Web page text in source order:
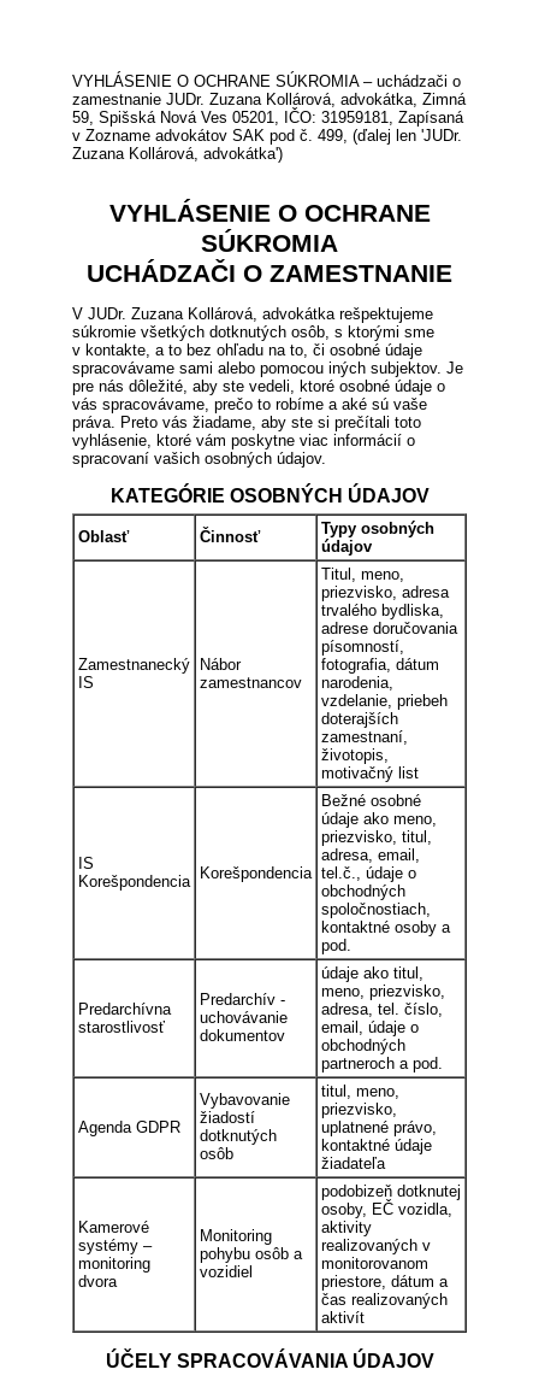
VYHLÁSENIE O OCHRANE SÚKROMIA – uchádzači o
zamestnanie JUDr. Zuzana Kollárová, advokátka, Zimná
59, Spišská Nová Ves 05201, IČO: 31959181, Zapísaná
v Zozname advokátov SAK pod č. 499, (ďalej len 'JUDr.
Zuzana Kollárová, advokátka')
VYHLÁSENIE O OCHRANE
SÚKROMIA
UCHÁDZAČI O ZAMESTNANIE
V JUDr. Zuzana Kollárová, advokátka rešpektujeme
súkromie všetkých dotknutých osôb, s ktorými sme
v kontakte, a to bez ohľadu na to, či osobné údaje
spracovávame sami alebo pomocou iných subjektov. Je
pre nás dôležité, aby ste vedeli, ktoré osobné údaje o
vás spracovávame, prečo to robíme a aké sú vaše
práva. Preto vás žiadame, aby ste si prečítali toto
vyhlásenie, ktoré vám poskytne viac informácií o
spracovaní vašich osobných údajov.
KATEGÓRIE OSOBNÝCH ÚDAJOV
Oblasť Činnosť
Typy osobných
údajov
Zamestnanecký
IS
Nábor
zamestnancov
Titul, meno,
priezvisko, adresa
trvalého bydliska,
adrese doručovania
písomností,
fotografia, dátum
narodenia,
vzdelanie, priebeh
doterajších
zamestnaní,
životopis,
motivačný list
IS
Korešpondencia
Korešpondencia
Bežné osobné
údaje ako meno,
priezvisko, titul,
adresa, email,
tel.č., údaje o
obchodných
spoločnostiach,
kontaktné osoby a
pod.
Predarchívna
starostlivosť
Predarchív -
uchovávanie
dokumentov
údaje ako titul,
meno, priezvisko,
adresa, tel. číslo,
email, údaje o
obchodných
partneroch a pod.
Agenda GDPR
Vybavovanie
žiadostí
dotknutých
osôb
titul, meno,
priezvisko,
uplatnené právo,
kontaktné údaje
žiadateľa
Kamerové
systémy –
monitoring
dvora
Monitoring
pohybu osôb a
vozidiel
podobizeň dotknutej
osoby, EČ vozidla,
aktivity
realizovaných v
monitorovanom
priestore, dátum a
čas realizovaných
aktivít
ÚČELY SPRACOVÁVANIA ÚDAJOV